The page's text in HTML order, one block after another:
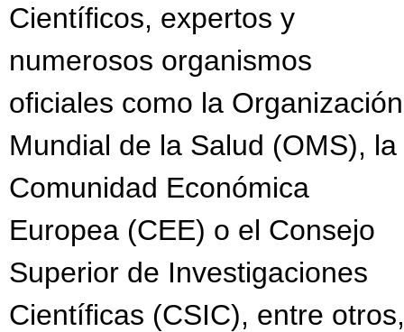
Científicos, expertos y
numerosos organismos
oficiales como la Organización
Mundial de la Salud (OMS), la
Comunidad Económica
Europea (CEE) o el Consejo
Superior de Investigaciones
Científicas (CSIC), entre